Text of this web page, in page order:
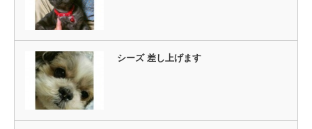
シーズ 差し上げます